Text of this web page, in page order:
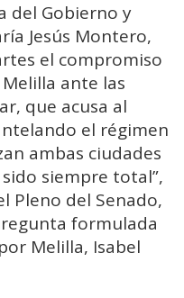
del Gobierno y
Jesús Montero,
el compromiso
ante las
que acusa al
el régimen
ambas ciudades
siempre total”,
Pleno del Senado,
formulada
Melilla, Isabel